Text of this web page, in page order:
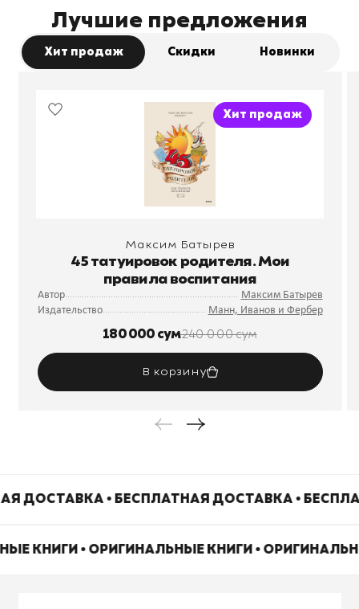
Лучшие предложения
Хит продаж Скидки Новинки
Хит продаж
Максим Батырев
45 татуировок родителя. Мои
правила воспитания
Автор
Максим Батырев
Издательство
Манн, Иванов и Фербер
180 000 сум240 000 сум
В корзину
ДОСТАВКА • БЕСПЛАТНАЯ ДОСТАВКА •
КНИГИ • ОРИГИНАЛЬНЫЕ КНИГИ •